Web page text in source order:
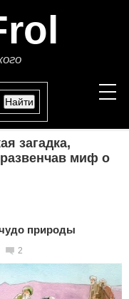
загадка,
миф о
природы
2